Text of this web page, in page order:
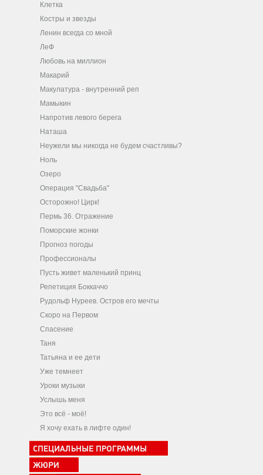
Клетка
Костры и звезды
Ленин всегда со мной
ЛеФ
Любовь на миллион
Макарий
Макулатура - внутренний реп
Мамыкин
Напротив левого берега
Наташа
Неужели мы никогда не будем счастливы?
Ноль
Озеро
Операция "Свадьба"
Осторожно! Цирк!
Пермь 36. Отражение
Поморские жонки
Прогноз погоды
Профессионалы
Пусть живет маленький принц
Репетиция Боккаччо
Рудольф Нуреев. Остров его мечты
Скоро на Первом
Спасение
Таня
Татьяна и ее дети
Уже темнеет
Уроки музыки
Услышь меня
Это всё - моё!
Я хочу ехать в лифте один!